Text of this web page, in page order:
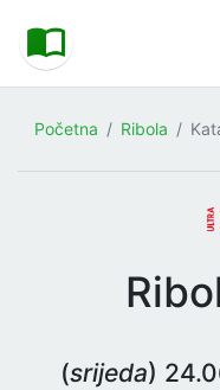
Početna Ribola
(srijeda)